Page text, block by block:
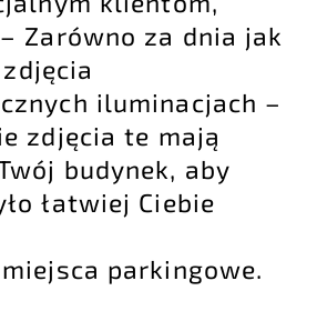
Zarówno za dnia jak
iluminacjach –
zdjęcia te mają
budynek, aby
łatwiej Ciebie
parkingowe.